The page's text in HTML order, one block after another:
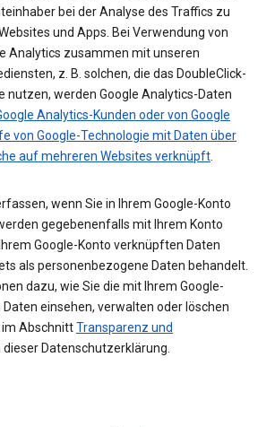
bei der Analyse des Traffics zu
und Apps. Bei Verwendung von
Analytics zusammen mit unseren
z. B. solchen, die das DoubleClick-
nutzen, werden Google Analytics-Daten
Analytics-Kunden oder von Google
von Google-Technologie mit Daten über
auf mehreren Websites verknüpft.
wenn Sie in Ihrem Google-Konto
gegebenenfalls mit Ihrem Konto
Google-Konto verknüpften Daten
als personenbezogene Daten behandelt.
dazu, wie Sie die mit Ihrem Google-
einsehen, verwalten oder löschen
im AbschnittTransparenz und
dieser Datenschutzerklärung.